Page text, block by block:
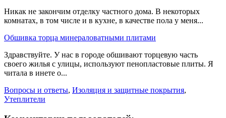
Никак не закончим отделку частного дома. В некоторых
комнатах, в том числе и в кухне, в качестве пола у меня...
Обшивка торца минераловатными плитами
Здравствуйте. У нас в городе обшивают торцевую часть
своего жилья с улицы, используют пенопластовые плиты. Я
читала в инете о...
Вопросы и ответы, Изоляция и защитные покрытия,
Утеплители